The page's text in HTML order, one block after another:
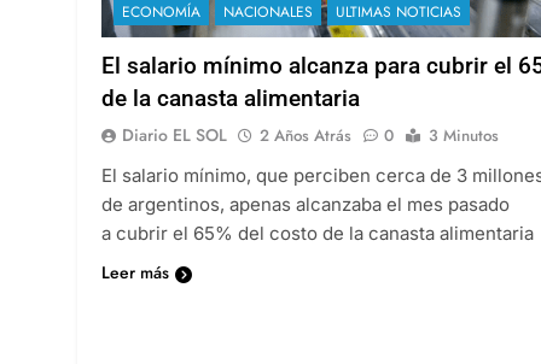
ECONOMÍA NACIONALES ULTIMAS NOTICIAS
El salario mínimo alcanza para cubrir el
de la canasta alimentaria
Diario EL SOL 2 Años Atrás 0
3 Minutos
El salario mínimo, que perciben cerca de 3
de argentinos, apenas alcanzaba el mes pasado
a cubrir el 65% del costo de la canasta alimentaria
Leer más